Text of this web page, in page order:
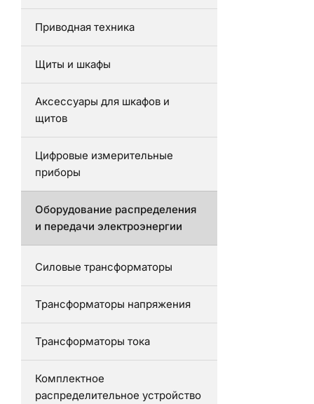
Приводная техника
Щиты и шкафы
Аксессуары для шкафов и
щитов
Цифровые измерительные
приборы
Оборудование распределения
и передачи электроэнергии
Силовые трансформаторы
Трансформаторы напряжения
Трансформаторы тока
Комплектное
распределительное устройство